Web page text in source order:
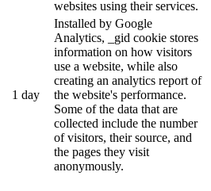
websites using their services.
1 day
Installed by Google
Analytics, _gid cookie stores
information on how visitors
use a website, while also
creating an analytics report of
the website's performance.
Some of the data that are
collected include the number
of visitors, their source, and
the pages they visit
anonymously.